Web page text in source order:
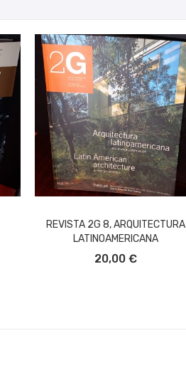
REVISTA 2G 8, ARQUITECTURA
LATINOAMERICANA
20,00 €